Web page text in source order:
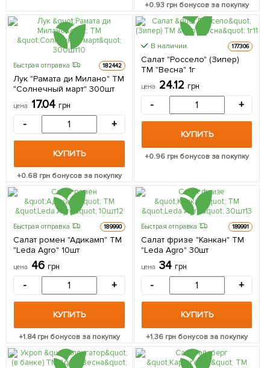
+0.93 грн бонусов за покупку
Быстрая отправка 182442
Лук "Рамата ди Милано" ТМ
"Солнечный март" 300шт
цена 17.04 грн
- +
КУПИТЬ
+0.68 грн бонусов за покупку
В наличии. 177306
Салат "Россело" (Зипер)
ТМ "Весна" 1г
цена 24.12 грн
- +
КУПИТЬ
+0.96грн бонусов за покупку
Быстрая отправка 189990
Салат ромен "Адикамп" ТМ
"Leda Agro" 10шт
цена 46 грн
- +
КУПИТЬ
+1.84грн бонусов за покупку
Быстрая отправка 189991
Салат фризе "Канкан" ТМ
"Leda Agro" 30шт
цена 34 грн
- +
КУПИТЬ
+1.36 грн бонусов за покупку